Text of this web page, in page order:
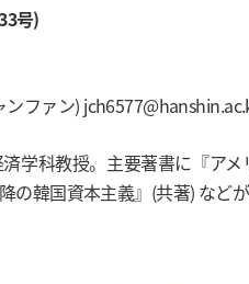
号)
ンファン)
学科教授。主要著書に『ア
の韓国資本主義』(共著) などが